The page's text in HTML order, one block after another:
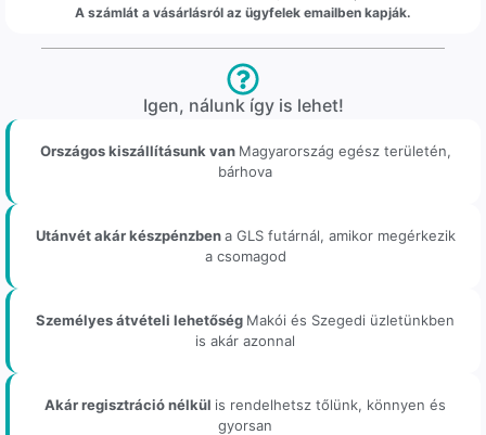
A számlát a vásárlásról az ügyfelek emailben kapják.
Igen, nálunk így is lehet!
Országos kiszállításunk van Magyarország egész területén,
bárhova
Utánvét akár készpénzbena GLS futárnál, amikor megérkezik
a csomagod
Személyes átvételi lehetőség Makói és Szegedi üzletünkben
is akár azonnal
Akár regisztráció nélkül is rendelhetsz tőlünk, könnyen és
gyorsan